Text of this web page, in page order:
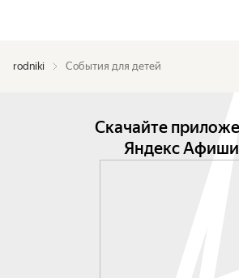
rodniki События для детей
Скачайте
Яндекс Афиши